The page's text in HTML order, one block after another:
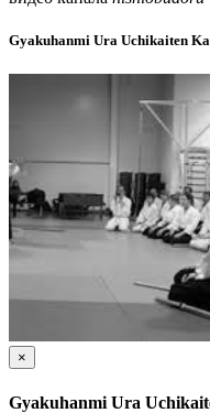
Gyakuhanmi Ura Uchikaiten
×
Gyakuhanmi Ura